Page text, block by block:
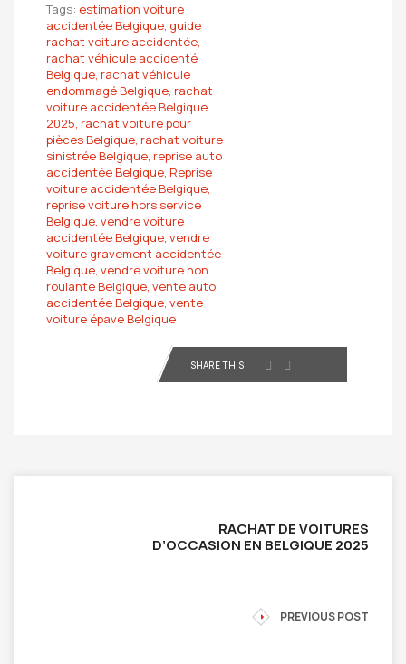
Tags: estimation voiture
accidentée Belgique, guide
rachat voiture accidentée,
rachat véhicule accidenté
Belgique, rachat véhicule
endommagé Belgique, rachat
voiture accidentée Belgique
2025, rachat voiture pour
pièces Belgique, rachat voiture
sinistrée Belgique, reprise auto
accidentée Belgique, Reprise
voiture accidentée Belgique,
reprise voiture hors service
Belgique, vendre voiture
accidentée Belgique, vendre
voiture gravement accidentée
Belgique, vendre voiture non
roulante Belgique, vente auto
accidentée Belgique, vente
voiture épave Belgique
SHARE THIS
RACHAT DE VOITURES
D’OCCASION EN BELGIQUE 2025
PREVIOUS POST